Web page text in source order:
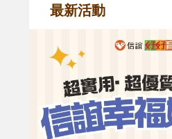
最新活動